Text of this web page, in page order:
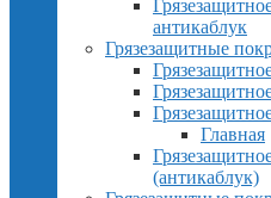
антикаблук
Грязезащитные
Главная
(антикаблук)